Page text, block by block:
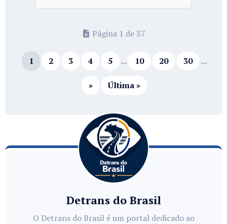
Página 1 de 37
1 2 3 4 5 ... 10 20 30 ...
» Última »
Detrans do Brasil
O Detrans do Brasil é um portal dedicado ao